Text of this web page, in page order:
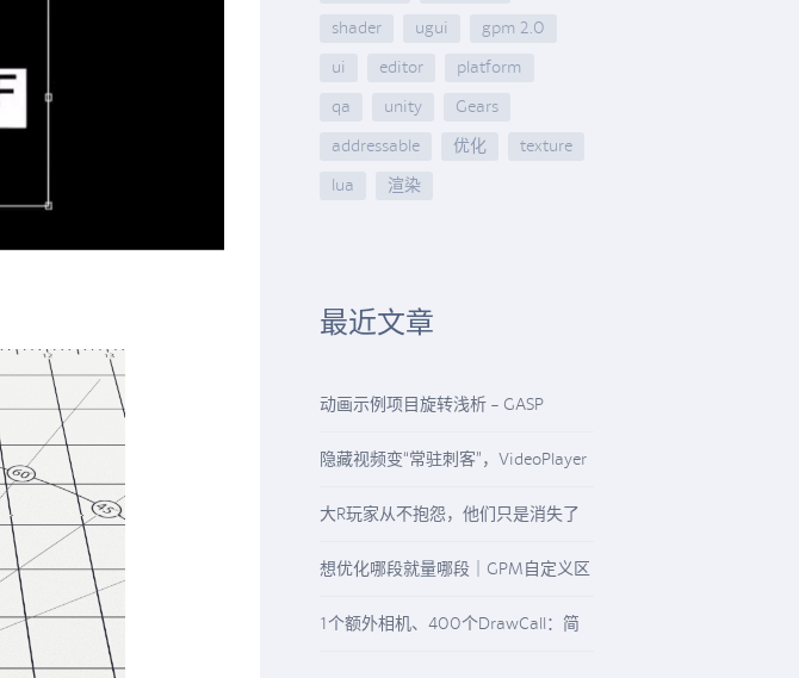
shader
ugui
gpm 2.0
ui
editor
platform
qa
unity
Gears
addressable
优化
texture
lua
渲染
最近文章
动画示例项目旋转浅析 - GASP
Rotation
隐藏视频变“常驻刺客”，VideoPlayer
与“N/A”纹理该怎么查
大R玩家从不抱怨，他们只是消失了
想优化哪段就量哪段｜GPM自定义区
间精准观测任意游戏流程
1个额外相机、400个DrawCall：简